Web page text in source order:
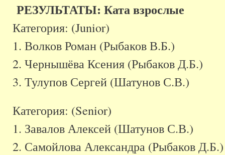
РЕЗУЛЬТАТЫ: Ката взрослые
Категория: (Junior)
1. Волков Роман (Рыбаков В.Б.)
2. Чернышёва Ксения (Рыбаков Д.Б.)
3. Тулупов Сергей (Шатунов С.В.)
Категория: (Senior)
1. Завалов Алексей (Шатунов С.В.)
2. Самойлова Александра (Рыбаков Д.Б.)